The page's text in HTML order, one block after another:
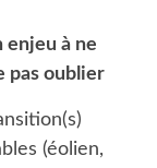
enjeu à ne
pas oublier
(éolien,